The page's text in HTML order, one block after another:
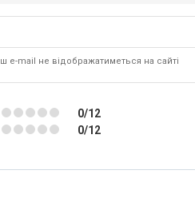
e-mail не відображатиметься на сайті
0/12
0/12